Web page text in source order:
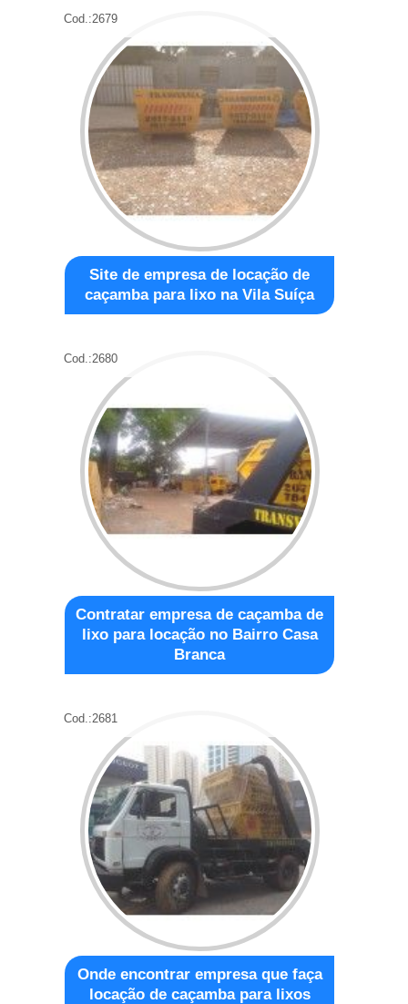
Cod.:2679
Site de empresa de locação de
caçamba para lixo na Vila Suíça
Cod.:2680
Contratar empresa de caçamba de
lixo para locação no Bairro Casa
Branca
Cod.:2681
Onde encontrar empresa que faça
locação de caçamba para lixos